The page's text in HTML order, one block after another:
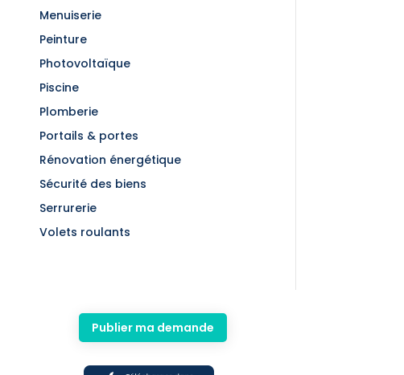
Menuiserie
Peinture
Photovoltaïque
Piscine
Plomberie
Portails & portes
Rénovation énergétique
Sécurité des biens
Serrurerie
Volets roulants
Publier ma demande